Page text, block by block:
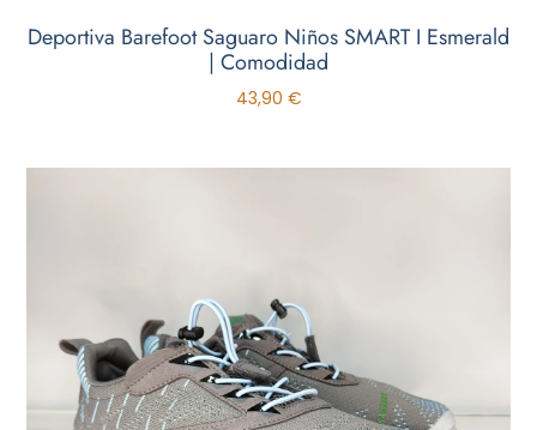
Deportiva Barefoot Saguaro Niños SMART I Esmerald
| Comodidad
43,90 €